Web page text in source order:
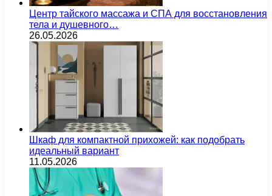
Центр тайского массажа и СПА для восстановления
тела и душевного…
26.05.2026
Шкаф для компактной прихожей: как подобрать
идеальный вариант
11.05.2026